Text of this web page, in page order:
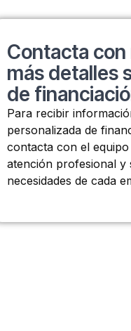
Contacta
más detalles
de
Para recibir
personalizada de
contacta con el
atención profesional y
necesidades de cada